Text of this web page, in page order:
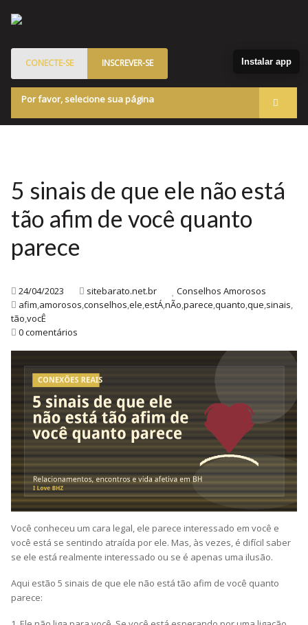
CONECTE-SE INSCREVER-SE
Por favor, selecione sua página
Programa de Patrocinados
Marketplace
Blog
5 sinais de que ele não está
tão afim de você quanto
parece
24/04/2023 sitebarato.net.br
Conselhos Amorosos
afim,amorosos,conselhos,ele,estÁ,nÃo,parece,quanto,que,sinais,
tão,vocÊ
0 comentários
Você conheceu um cara legal, ele parece interessado em você e
você está se sentindo atraída por ele. Mas, às vezes, é difícil saber
se ele está realmente interessado ou se é apenas uma ilusão.
Aqui estão 5 sinais de que ele não está tão afim de você quanto
parece:
Instalar app